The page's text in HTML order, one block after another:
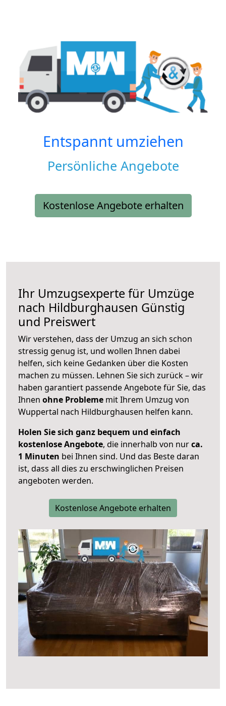
Entspannt umziehen
Persönliche Angebote
Kostenlose Angebote erhalten
Ihr Umzugsexperte für Umzüge
nach Hildburghausen Günstig
und Preiswert
Wir verstehen, dass der Umzug an sich schon
stressig genug ist, und wollen Ihnen dabei
helfen, sich keine Gedanken über die Kosten
machen zu müssen. Lehnen Sie sich zurück – wir
haben garantiert passende Angebote für Sie, das
Ihnen ohne Probleme mit Ihrem Umzug von
Wuppertal nach Hildburghausen helfen kann.
Holen Sie sich ganz bequem und einfach
kostenlose Angebote, die innerhalb von nurca.
1 Minuten bei Ihnen sind. Und das Beste daran
ist, dass all dies zu erschwinglichen Preisen
angeboten werden.
Kostenlose Angebote erhalten